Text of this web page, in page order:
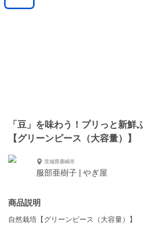
「豆」を味わう！プリっと新鮮
【グリーンピース（大容量）】
茨城県鹿嶋市
服部亜樹子 | やぎ屋
商品説明
自然栽培【グリーンピース（大容量）】